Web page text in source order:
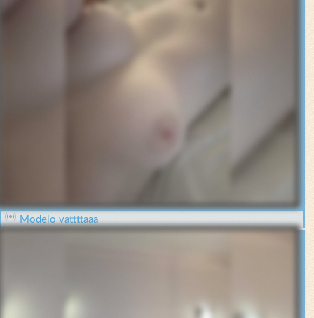
Modelo vattttaaa